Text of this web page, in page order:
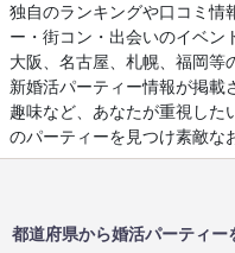
独自のランキングや口コミ情
ー・街コン・出会いのイベン
大阪、名古屋、札幌、福岡等
新婚活パーティー情報が掲載
趣味など、あなたが重視した
のパーティーを見つけ素敵な
都道府県から婚活パーティー